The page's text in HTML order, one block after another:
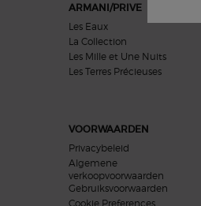
ARMANI/PRIVE
Les Eaux
La Collection
Les Mille et Une Nuits
Les Terres Précieuses
VOORWAARDEN
Privacybeleid
Algemene
verkoopvoorwaarden
Gebruiksvoorwaarden
Cookie Preferences